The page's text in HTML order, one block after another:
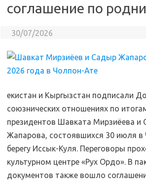
соглашение по
30/07/2026
екистан и Кыргызстан подписали
союзнических отношениях по
президентов Шавката Мирзиёева и
Жапарова, состоявшихся 30 июля в
берегу Иссык-Куля. Переговоры
культурном центре «Рух Ордо». В
документов также вошло